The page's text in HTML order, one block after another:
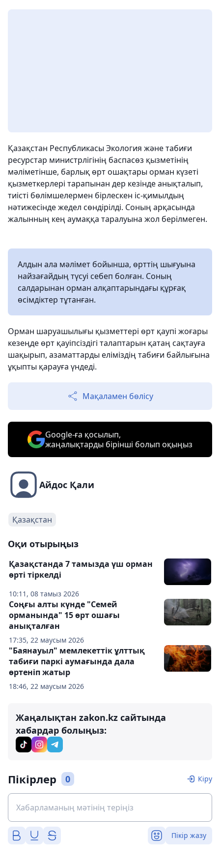
Қазақстан Республикасы Экология және табиғи
ресурстар министрлігінің баспасөз қызметінің
мәліметінше, барлық өрт ошақтары орман күзеті
қызметкерлері тарапынан дер кезінде анықталып,
тиісті бөлімшелермен бірлескен іс-қимылдың
нәтижесінде жедел сөндірілді. Соның арқасында
жалынның кең аумаққа таралуына жол берілмеген.
Алдын ала мәлімет бойынша, өрттің шығуына
найзағайдың түсуі себеп болған. Соның
салдарынан орман алқаптарындағы құрғақ
өсімдіктер тұтанған.
Орман шаруашылығы қызметтері өрт қаупі жоғары
кезеңде өрт қауіпсіздігі талаптарын қатаң сақтауға
шақырып, азаматтарды еліміздің табиғи байлығына
ұқыпты қарауға үндеді.
Мақаламен бөлісу
Google-ға қосылып,
жаңалықтарды бірінші болып оқыңыз
Айдос Қали
Қазақстан
Оқи отырыңыз
10:11, 08 тамыз 2026
Қазақстанда 7 тамызда үш орман
өрті тіркелді
17:35, 22 маусым 2026
Соңғы алты күнде "Семей
орманында" 15 өрт ошағы
анықталған
18:46, 22 маусым 2026
"Баянауыл" мемлекеттік ұлттық
табиғи паркі аумағында дала
өртеніп жатыр
Жаңалықтан zakon.kz сайтында
хабардар болыңыз:
Пікірлер 0 Кіру
Пікір жазу